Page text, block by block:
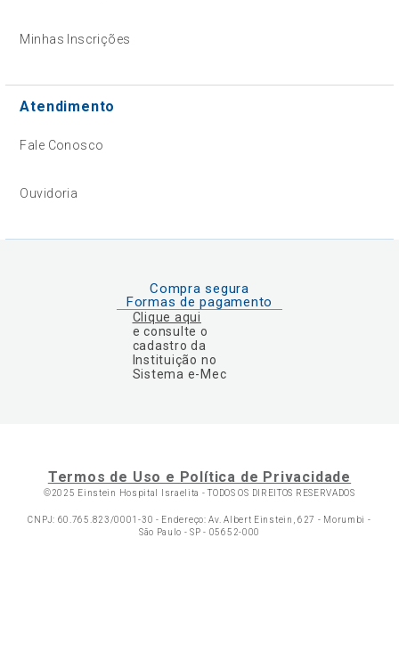
Minhas Inscrições
Atendimento
Fale Conosco
Ouvidoria
Compra segura
Formas de pagamento
Clique aqui
e consulte o
cadastro da
Instituição no
Sistema e-Mec
Termos de Uso e Política de Privacidade
©2025 Einstein Hospital Israelita -TODOS OS DIREITOS RESERVADOS
CNPJ: 60.765.823/0001-30 - Endereço: Av. Albert Einstein, 627 - Morumbi -
São Paulo - SP - 05652-000